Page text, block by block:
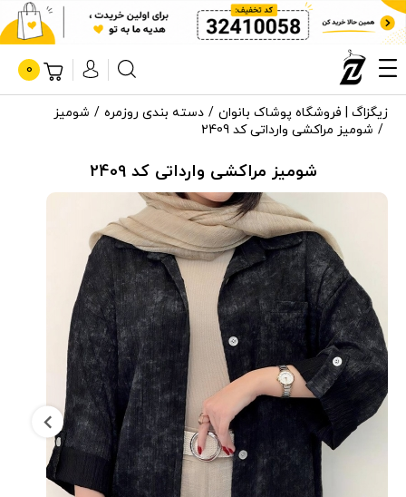
0
زیگزاگ | فروشگاه پوشاک بانوان دسته بندی روزمره
شومیز
شومیز مراکشی وارداتی کد 2409
شومیز مراکشی وارداتی کد 2409